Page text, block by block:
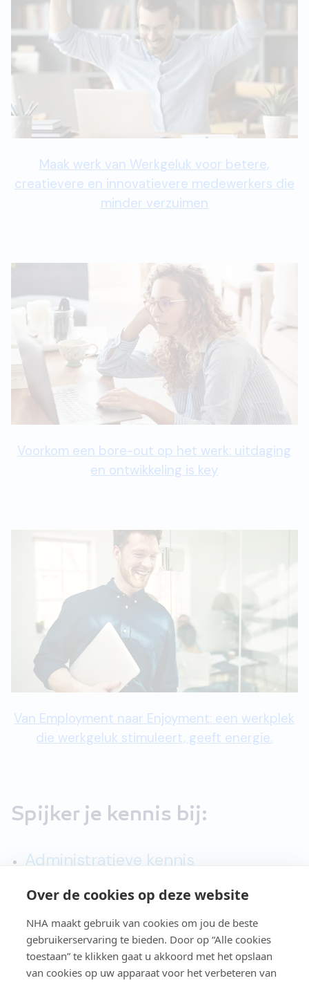
Over de cookies op deze website
NHA maakt gebruik van cookies om jou de beste
gebruikerservaring te bieden. Door op “Alle cookies
toestaan” te klikken gaat u akkoord met het opslaan
van cookies op uw apparaat voor het verbeteren van
Maak werk van Werkgeluk voor betere,
creatievere en innovatievere medewerkers die
minder verzuimen
Voorkom een bore-out op het werk: uitdaging
en ontwikkeling is key
Van Employment naar Enjoyment: een werkplek
die werkgeluk stimuleert, geeft energie.
Spijker je kennis bij:
Administratieve kennis
Computerkennis
Marketingkennis